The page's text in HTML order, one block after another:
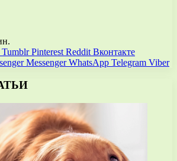
Tumblr Pinterest Reddit Вконтакте
Messenger WhatsApp Telegram Viber